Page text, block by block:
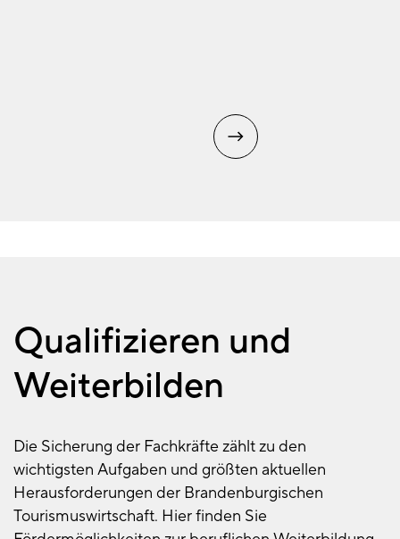
Qualifizieren und
Weiterbilden
Die Sicherung der Fachkräfte zählt zu den
wichtigsten Aufgaben und größten aktuellen
Herausforderungen der Brandenburgischen
Tourismuswirtschaft. Hier finden Sie